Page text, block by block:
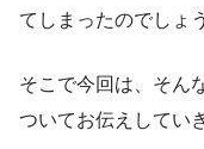
てしまったのでしょ
そこで今回は、そん
ついてお伝えしてい